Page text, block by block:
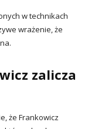
w technikach
wrażenie, że
zalicza
że Frankowicz